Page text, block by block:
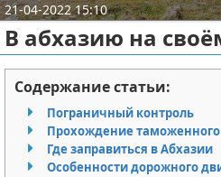
Философия
Культура
Экономика
Разное
Для правообладателей
Условия предоставления
Отказ от ответственности
21-04-2022 15:10
В абхазию на
Содержание статьи:
Пограничный контроль
Прохождение таможенного
Где заправиться в Абхазии
Особенности дорожного